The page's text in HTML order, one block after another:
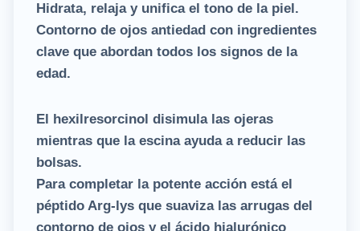
Hidrata, relaja y unifica el tono de la piel.
Contorno de ojos antiedad con ingredientes
clave que abordan todos los signos de la
edad.
El hexilresorcinol disimula las ojeras
mientras que la escina ayuda a reducir las
bolsas.
Para completar la potente acción está el
péptido Arg-lys que suaviza las arrugas del
contorno de ojos y el ácido hialurónico